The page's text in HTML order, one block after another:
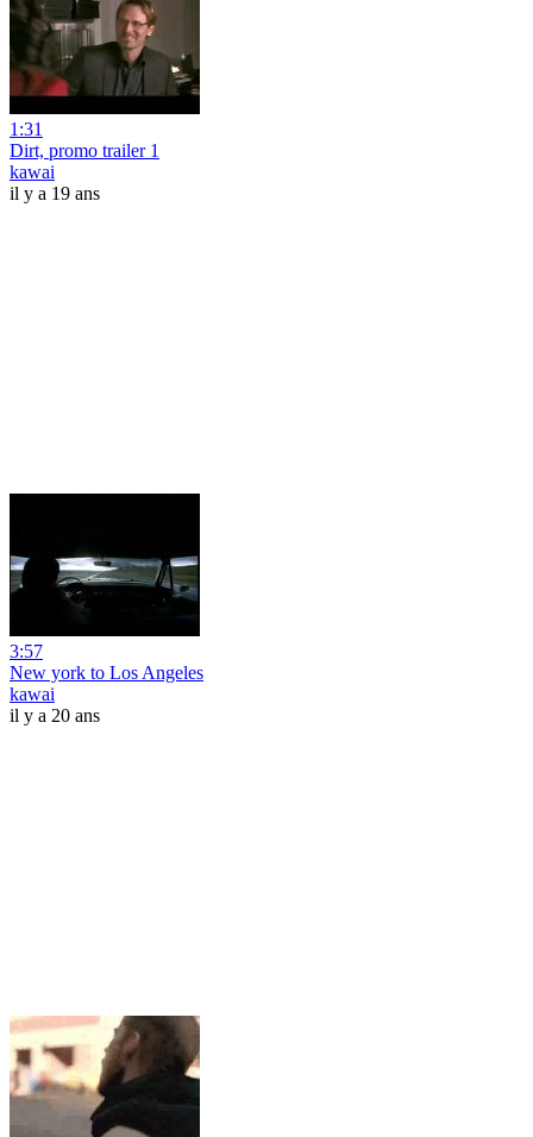
1:31
Dirt, promo trailer 1
kawai
il y a 19 ans
3:57
New york to Los Angeles
kawai
il y a 20 ans